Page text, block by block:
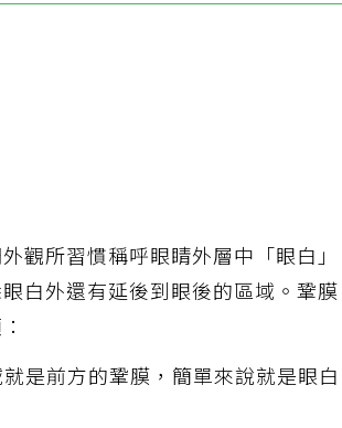
觀所習慣稱呼眼睛外層中「眼白」
白外還有延後到眼後的區域。鞏膜
是前方的鞏膜，簡單來說就是眼白